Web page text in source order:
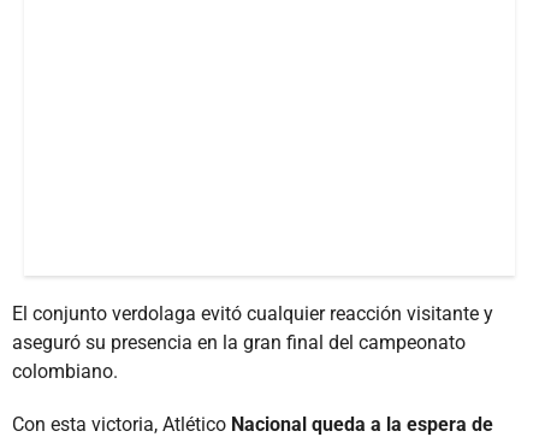
El conjunto verdolaga evitó cualquier reacción visitante y
aseguró su presencia en la gran final del campeonato
colombiano.
Con esta victoria, Atlético Nacional queda a la espera de